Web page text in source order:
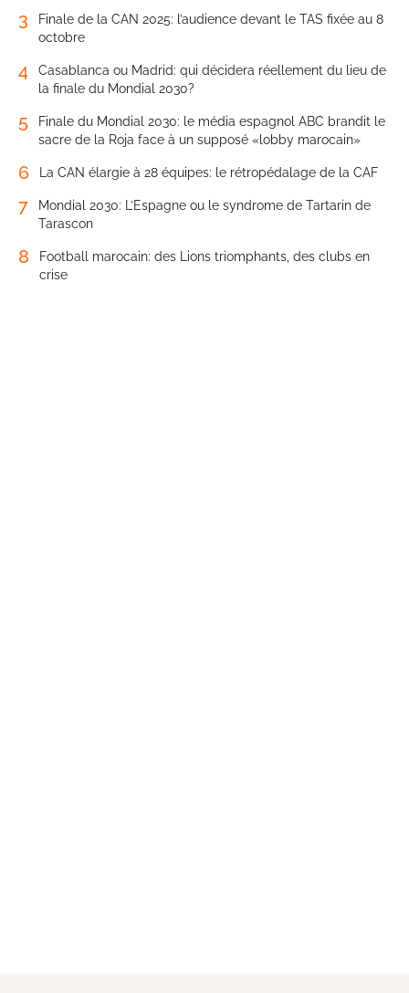
3
Finale de la CAN 2025: l’audience devant le TAS fixée au 8
octobre
4
Casablanca ou Madrid: qui décidera réellement du lieu de
la finale du Mondial 2030?
5
Finale du Mondial 2030: le média espagnol ABC brandit le
sacre de la Roja face à un supposé «lobby marocain»
6 La CAN élargie à 28 équipes: le rétropédalage de la CAF
7
Mondial 2030: L’Espagne ou le syndrome de Tartarin de
Tarascon
8
Football marocain: des Lions triomphants, des clubs en
crise